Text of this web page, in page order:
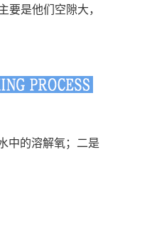
是他们空隙大，
中的溶解氧；二是